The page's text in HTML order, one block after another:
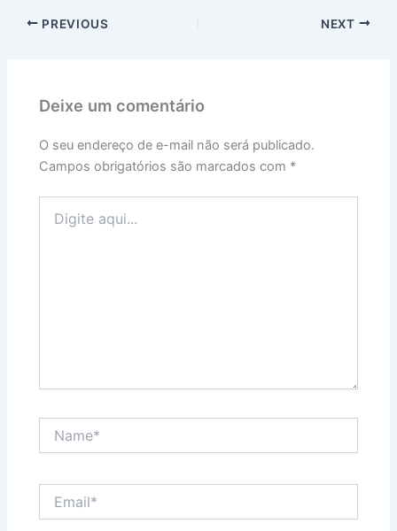
PREVIOUS NEXT
Deixe um comentário
O seu endereço de e-mail não será publicado.
Campos obrigatórios são marcados com *
aqui...